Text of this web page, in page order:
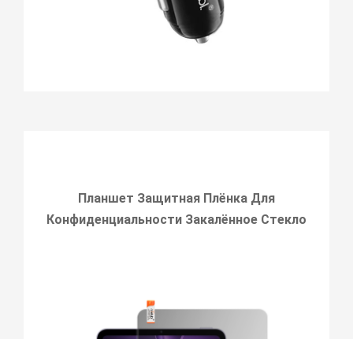
Планшет Защитная Плёнка Для
Конфиденциальности Закалённое Стекло